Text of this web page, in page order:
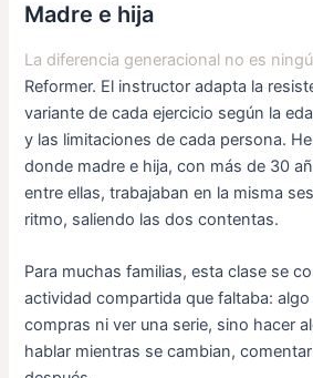
Madre e hija
La diferencia generacional no es
Reformer. El instructor adapta la
variante de cada ejercicio según la
y las limitaciones de cada persona.
donde madre e hija, con más de 30
entre ellas, trabajaban en la misma
ritmo, saliendo las dos contentas.
Para muchas familias, esta clase se
actividad compartida que faltaba:
compras ni ver una serie, sino hacer
hablar mientras se cambian,